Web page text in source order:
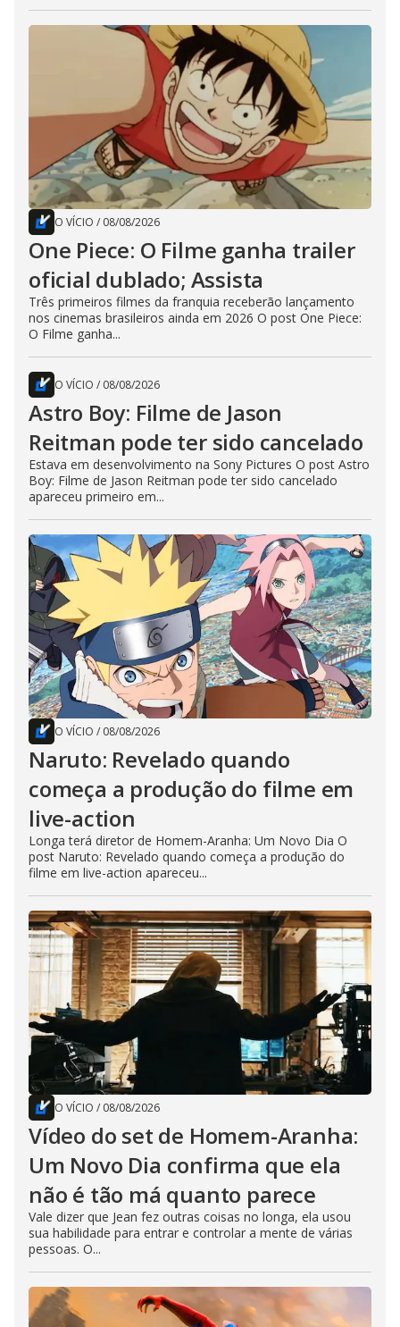
O VÍCIO / 08/08/2026
One Piece: O Filme ganha trailer
oficial dublado; Assista
Três primeiros filmes da franquia receberão lançamento
nos cinemas brasileiros ainda em 2026 O post One Piece:
O Filme ganha...
O VÍCIO / 08/08/2026
Astro Boy: Filme de Jason
Reitman pode ter sido cancelado
Estava em desenvolvimento na Sony Pictures O post Astro
Boy: Filme de Jason Reitman pode ter sido cancelado
apareceu primeiro em...
O VÍCIO / 08/08/2026
Naruto: Revelado quando
começa a produção do filme em
live-action
Longa terá diretor de Homem-Aranha: Um Novo Dia O
post Naruto: Revelado quando começa a produção do
filme em live-action apareceu...
O VÍCIO / 08/08/2026
Vídeo do set de Homem-Aranha:
Um Novo Dia confirma que ela
não é tão má quanto parece
Vale dizer que Jean fez outras coisas no longa, ela usou
sua habilidade para entrar e controlar a mente de várias
pessoas. O...